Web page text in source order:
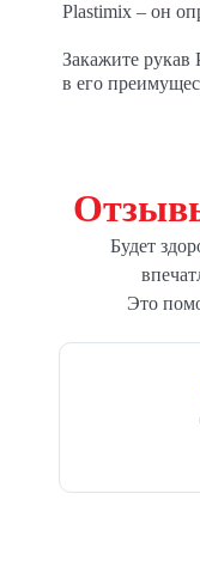
Plastimix – он
Закажите рукав
в его
Будет
Это